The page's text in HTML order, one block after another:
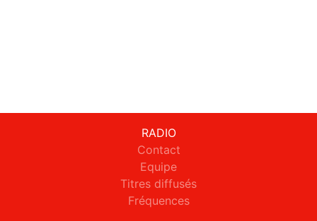
RADIO
Contact
Equipe
Titres diffusés
Fréquences